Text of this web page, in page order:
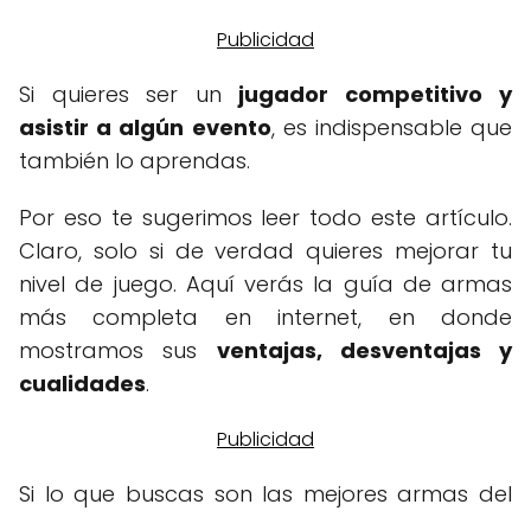
Si quieres ser un jugador competitivo y
asistir a algún evento, es indispensable que
también lo aprendas.
Por eso te sugerimos leer todo este artículo.
Claro, solo si de verdad quieres mejorar tu
nivel de juego. Aquí verás la guía de armas
más completa en internet, en donde
mostramos sus ventajas, desventajas y
cualidades.
Si lo que buscas son las mejores armas del